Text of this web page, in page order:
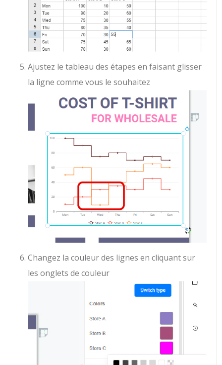
Ajustez le tableau des étapes en faisant glisser
la ligne comme vous le souhaitez
Changez la couleur des lignes en cliquant sur
les onglets de couleur